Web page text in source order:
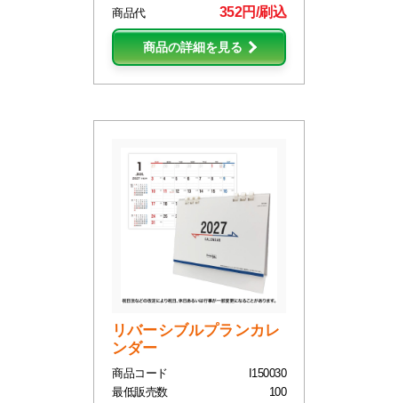
商品代
352円/刷込
商品の詳細を見る
リバーシブルプランカレ
ンダー
商品コード
I150030
最低販売数
100